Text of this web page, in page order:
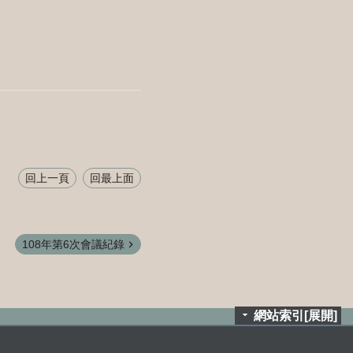
回上一頁 回最上面
108年第6次會議紀錄
網站索引[展開]